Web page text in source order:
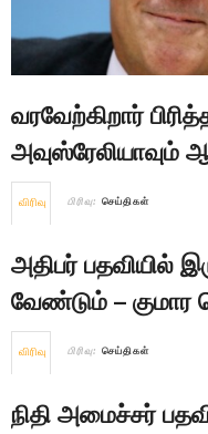
வரவேற்கிறார்
அவுஸ்ரேலியாவும்
விரிவு பிரிவு: செய்திகள்
அதிபர் பதவியில்
வேண்டும் –
விரிவு பிரிவு: செய்திகள்
நிதி அமைச்சர்